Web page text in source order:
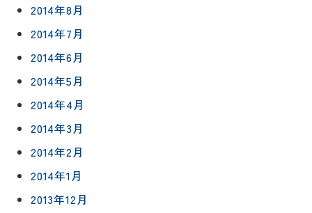
2014年8月
2014年7月
2014年6月
2014年5月
2014年4月
2014年3月
2014年2月
2014年1月
2013年12月